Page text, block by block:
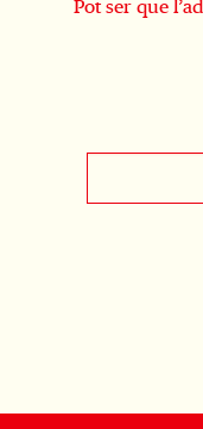
Pot ser que